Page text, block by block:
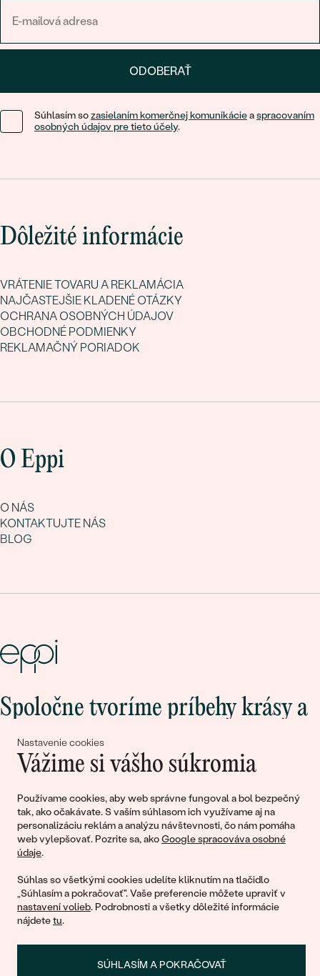
Nastavenie cookies
Vážime si vášho súkromia
Používame cookies, aby web správne fungoval a bol bezpečný
tak, ako očakávate. S vaším súhlasom ich využívame aj na
personalizáciu reklám a analýzu návštevnosti, čo nám pomáha
web vylepšovať. Pozrite sa, akoGoogle spracováva osobné
údaje.
Súhlas so všetkými cookies udelíte kliknutím na tlačidlo
„Súhlasím a pokračovať". Vaše preferencie môžete upraviť v
nastavení volieb. Podrobnosti a všetky dôležité informácie
nájdetetu.
SÚHLASÍM A POKRAČOVAŤ
ODOBERAŤ
Súhlasím sozasielaním komerčnej komunikácieaspracovaním
osobných údajov pre tieto účely.
Dôležité informácie
VRÁTENIE TOVARU A REKLAMÁCIA
NAJČASTEJŠIE KLADENÉ OTÁZKY
OCHRANA OSOBNÝCH ÚDAJOV
OBCHODNÉ PODMIENKY
REKLAMAČNÝ PORIADOK
O Eppi
O NÁS
KONTAKTUJTE NÁS
BLOG
Spoločne tvoríme príbehy krásy a
lásky
Pripojte sa k nám!
© 2011 - 2026, Eppi.sk